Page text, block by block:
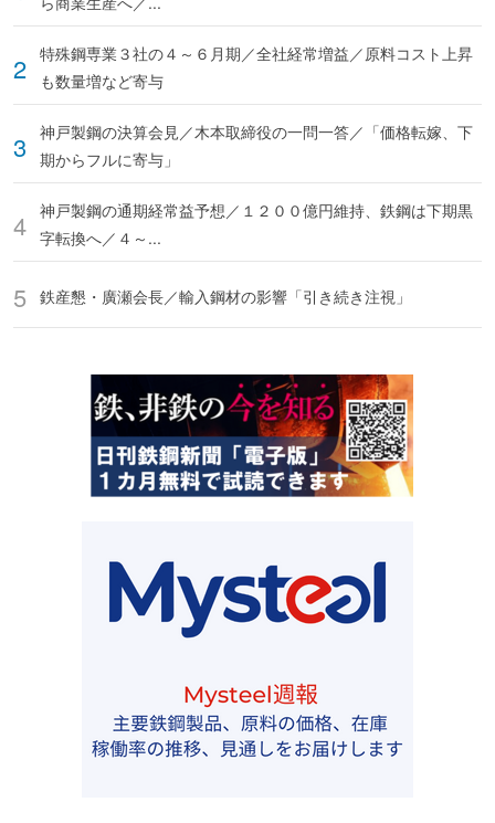
特殊鋼専業３社の４～６月期／全社経常増益／原料コスト上昇
も数量増など寄与
神戸製鋼の決算会見／木本取締役の一問一答／「価格転嫁、下
期からフルに寄与」
神戸製鋼の通期経常益予想／１２００億円維持、鉄鋼は下期黒
字転換へ／４～...
鉄産懇・廣瀬会長／輸入鋼材の影響「引き続き注視」